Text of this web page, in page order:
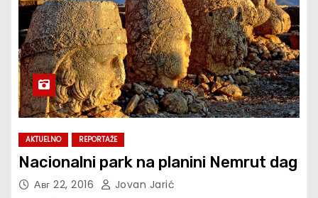
AKTUELNO REPORTAŽE
Nacionalni park na planini Nemrut dag
Авг 22, 2016 Jovan Jarić